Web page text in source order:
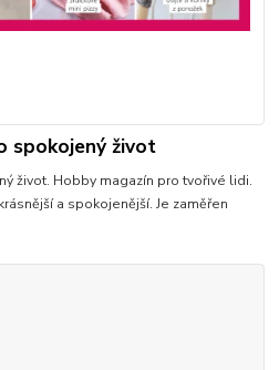
spokojený život
život. Hobby magazín pro tvořivé lidi.
a spokojenější. Je zaměřen